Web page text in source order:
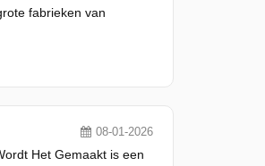
fabrieken van
08-01-2026
Het Gemaakt is een